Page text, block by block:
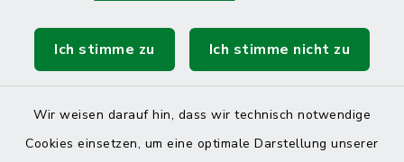
Ich stimme zu Ich stimme nicht zu
Wir weisen darauf hin, dass wir technisch notwendige
Cookies einsetzen, um eine optimale Darstellung unserer